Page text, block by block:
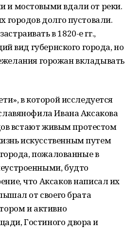
и мостовыми вдали от реки.
городов долго пустовали.
в 1820-е гг.,
вид губернского города, но
горожан вкладывать
в которой исследуется
Ивана Аксакова
встают живым протестом
искусственным путем
пожалованные в
будто
что Аксаков написал их
от своего брата
и активно
Гостиного двора и